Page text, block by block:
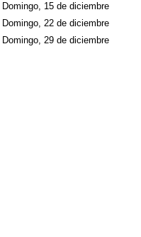
Domingo, 15 de diciembre
Domingo, 22 de diciembre
Domingo, 29 de diciembre